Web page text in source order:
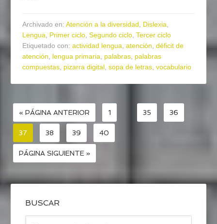
Archivado en:Atención a la diversidad, Dislexia,
Lengua, Primer ciclo,Segundo ciclo,Tercer ciclo
Etiquetado con:actividad lengua,atención,déficit de
atención, lengua primaria, palabras, palabras
compuestas, pizarra digital,sopa de letras,vocabulario
« PÁGINA ANTERIOR 1 … 35 36
37 38 39 40
PÁGINA SIGUIENTE »
BUSCAR